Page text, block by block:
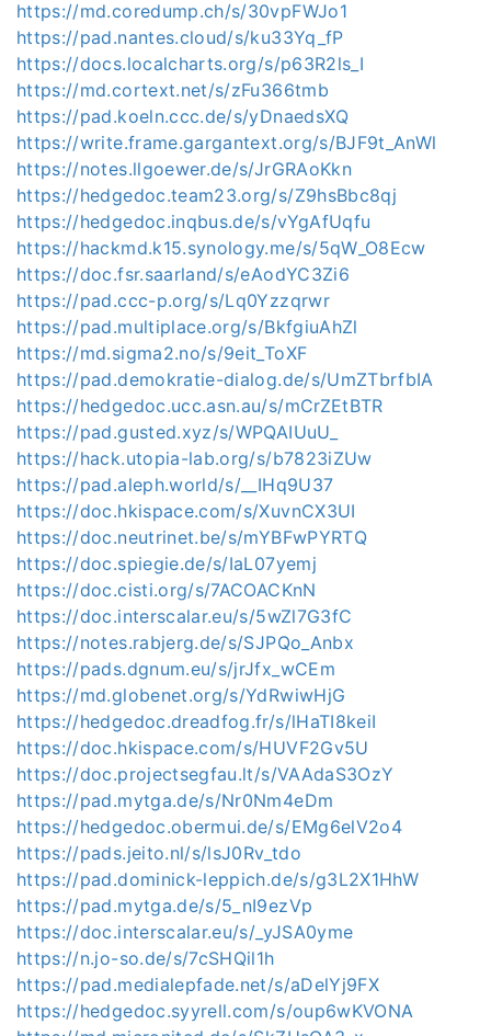
https://md.coredump.ch/s/30vpFWJo1
https://pad.nantes.cloud/s/ku33Yq_fP
https://docs.localcharts.org/s/p63R2ls_I
https://md.cortext.net/s/zFu366tmb
https://pad.koeln.ccc.de/s/yDnaedsXQ
https://write.frame.gargantext.org/s/BJF9t_AnWl
https://notes.llgoewer.de/s/JrGRAoKkn
https://hedgedoc.team23.org/s/Z9hsBbc8qj
https://hedgedoc.inqbus.de/s/vYgAfUqfu
https://hackmd.k15.synology.me/s/5qW_O8Ecw
https://doc.fsr.saarland/s/eAodYC3Zi6
https://pad.ccc-p.org/s/Lq0Yzzqrwr
https://pad.multiplace.org/s/BkfgiuAhZl
https://md.sigma2.no/s/9eit_ToXF
https://pad.demokratie-dialog.de/s/UmZTbrfbIA
https://hedgedoc.ucc.asn.au/s/mCrZEtBTR
https://pad.gusted.xyz/s/WPQAIUuU_
https://hack.utopia-lab.org/s/b7823iZUw
https://pad.aleph.world/s/__IHq9U37
https://doc.hkispace.com/s/XuvnCX3UI
https://doc.neutrinet.be/s/mYBFwPYRTQ
https://doc.spiegie.de/s/IaL07yemj
https://doc.cisti.org/s/7ACOACKnN
https://doc.interscalar.eu/s/5wZl7G3fC
https://notes.rabjerg.de/s/SJPQo_Anbx
https://pads.dgnum.eu/s/jrJfx_wCEm
https://md.globenet.org/s/YdRwiwHjG
https://hedgedoc.dreadfog.fr/s/lHaTI8keiI
https://doc.hkispace.com/s/HUVF2Gv5U
https://doc.projectsegfau.lt/s/VAAdaS3OzY
https://pad.mytga.de/s/Nr0Nm4eDm
https://hedgedoc.obermui.de/s/EMg6elV2o4
https://pads.jeito.nl/s/lsJ0Rv_tdo
https://pad.dominick-leppich.de/s/g3L2X1HhW
https://pad.mytga.de/s/5_nI9ezVp
https://doc.interscalar.eu/s/_yJSA0yme
https://n.jo-so.de/s/7cSHQil1h
https://pad.medialepfade.net/s/aDelYj9FX
https://hedgedoc.syyrell.com/s/oup6wKVONA